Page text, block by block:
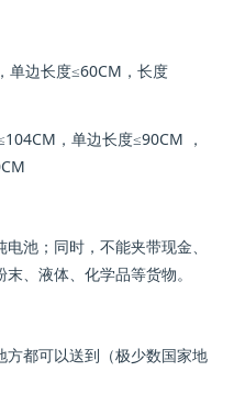
边长度≤60CM，长度
，单边长度≤90CM ，
池；同时，不能夹带现金、
、液体、化学品等货物。
都可以送到（极少数国家地